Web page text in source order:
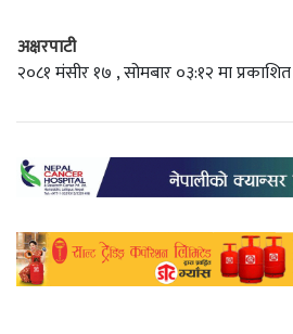
अक्षरपाटी
२०८१ मंसीर १७ , सोमबार ०३:१२ मा प्रकाशित